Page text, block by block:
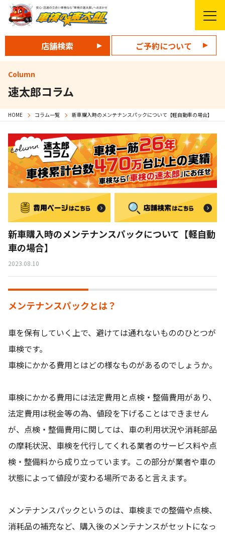
店舗検索 ご予約について
Column
速太郎コラム
HOME コラム一覧 新車購入時のメンテナンスパックについて【軽自動車の場合】
新車購入時のメンテナンスパックについて【軽自動
車の場合】
2023.08.10
メンテナンスパックとは？
車を保有していく上で、避けては通れないもののひとつが
車検です。
車検にかかる費用とはどの様なものがあるのでしょうか。
車検にかかる費用には法定費用と点検・整備費用があり、
法定費用は税金等の為、値段を下げることはできません
が、点検・整備費用に関しては、車の利用状況や消耗部品
の摩耗状況、車検を代行してくれる業者のサービス料や点
検・整備料から成り立っています。この部分が業者や車の
状態によって値段が変わる場所であると言えます。
メンテナンスパックというのは、車検までの整備や点検、
消耗品の補充など、購入後のメンテナンスがセットになっ